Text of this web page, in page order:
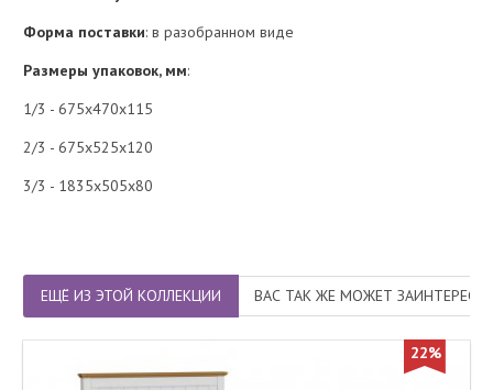
Форма поставки: в разобранном виде
Размеры упаковок, мм:
1/3 - 675х470х115
2/3 - 675х525х120
3/3 - 1835х505х80
ЕЩЁ ИЗ ЭТОЙ КОЛЛЕКЦИИ ВАС ТАК ЖЕ МОЖЕТ
22%